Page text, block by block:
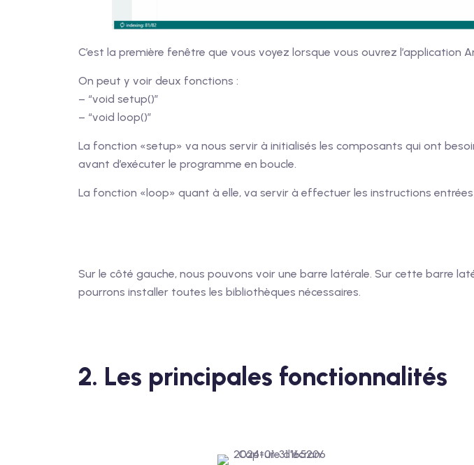
C’est la première fenêtre que vous voyez lorsque vous ouvrez l’application
On peut y voir deux fonctions :
– “void setup()”
– “void loop()”
La fonction «setup» va nous servir à initialisés les composants qui ont
avant d’exécuter le programme en boucle.
La fonction «loop» quant à elle, va servir à effectuer les instructions entrées
Sur le côté gauche, nous pouvons voir une barre latérale. Sur cette barre
pourrons installer toutes les bibliothèques nécessaires.
2. Les principales fonctionnalités